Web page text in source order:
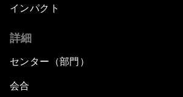
インパクト
詳細
センター（部門）
会合